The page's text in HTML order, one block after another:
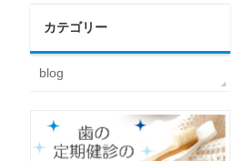
カテゴリー
blog